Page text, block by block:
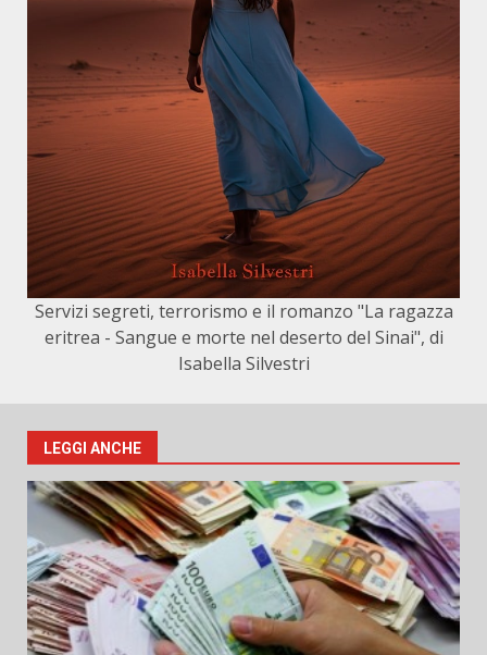
Servizi segreti, terrorismo e il romanzo "La ragazza
eritrea - Sangue e morte nel deserto del Sinai", di
Isabella Silvestri
LEGGI ANCHE